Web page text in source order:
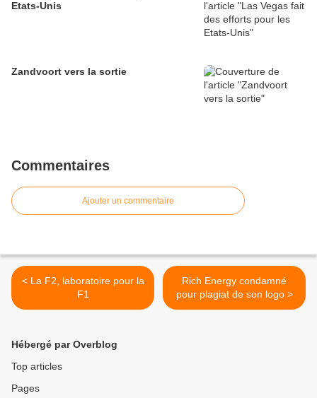
Etats-Unis
Zandvoort vers la sortie
Commentaires
Ajouter un commentaire
< La F2, laboratoire pour la
F1
Rich Energy condamné
pour plagiat de son logo >
Hébergé par Overblog
Top articles
Pages